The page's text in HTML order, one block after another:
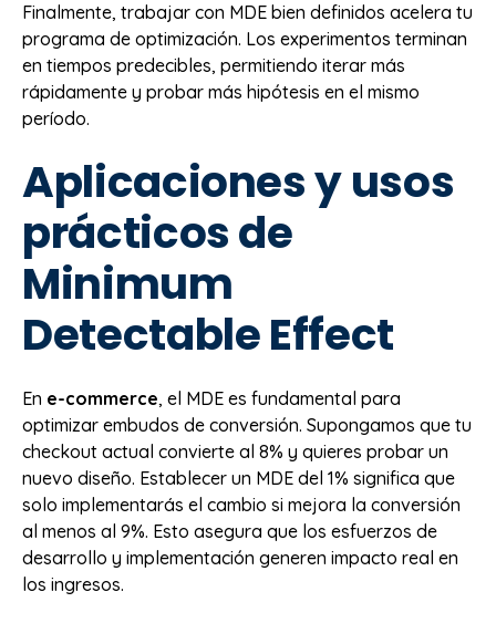
Finalmente, trabajar con MDE bien definidos acelera tu
programa de optimización. Los experimentos terminan
en tiempos predecibles, permitiendo iterar más
rápidamente y probar más hipótesis en el mismo
período.
Aplicaciones y usos
prácticos de
Minimum
Detectable Effect
En e-commerce, el MDE es fundamental para
optimizar embudos de conversión. Supongamos que tu
checkout actual convierte al 8% y quieres probar un
nuevo diseño. Establecer un MDE del 1% significa que
solo implementarás el cambio si mejora la conversión
al menos al 9%. Esto asegura que los esfuerzos de
desarrollo y implementación generen impacto real en
los ingresos.